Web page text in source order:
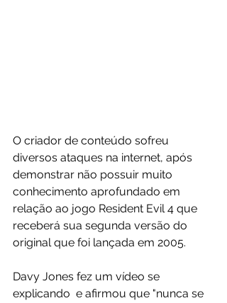
O criador de conteúdo sofreu
diversos ataques na internet, após
demonstrar não possuir muito
conhecimento aprofundado em
relação ao jogo Resident Evil 4 que
receberá sua segunda versão do
original que foi lançada em 2005.
Davy Jones fez um vídeo se
explicando  e afirmou que "nunca se